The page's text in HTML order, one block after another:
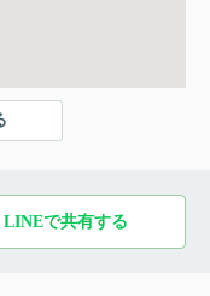
LINEで共有する